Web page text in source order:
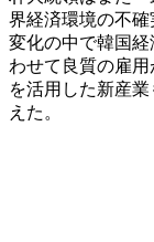
界経済環境の不
変化の中で韓国
わせて良質の雇
を活用した新産
えた。